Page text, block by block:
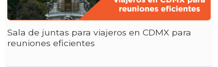
Sala de juntas para viajeros en CDMX para
reuniones eficientes